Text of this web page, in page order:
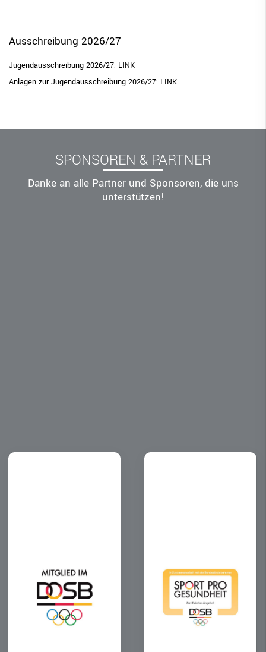
Ausschreibung 2026/27
Jugendausschreibung 2026/27: LINK
Anlagen zur Jugendausschreibung 2026/27: LINK
SPONSOREN & PARTNER
Danke an alle Partner und Sponsoren, die uns
unterstützen!
Rechtskammer
BEZIRKE
BAYERNBASKET